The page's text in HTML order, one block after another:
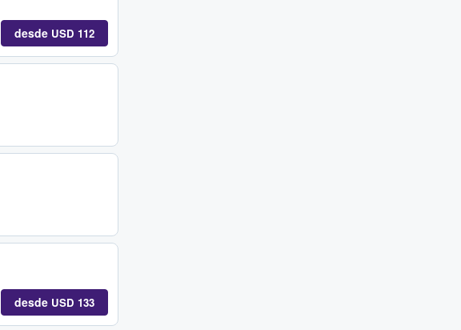
desde USD 112
desde USD 133